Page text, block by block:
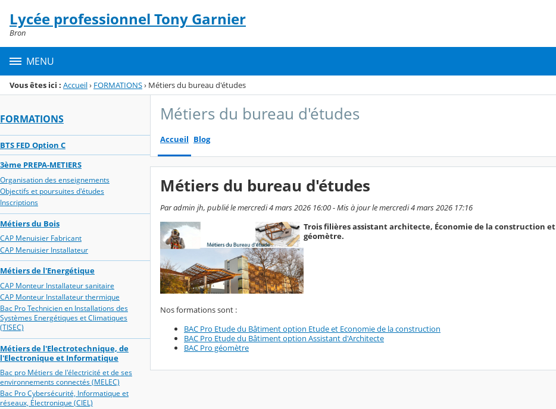
Menu de la rubrique
Contenu
Lycée professionnel Tony Garnier
Bron
MENU
Vous êtes ici : Accueil› FORMATIONS› Métiers du bureau d'études
FORMATIONS
BTS FED Option C
3ème PREPA-METIERS
Organisation des enseignements
Objectifs et poursuites d'études
Inscriptions
Métiers du Bois
CAP Menuisier Fabricant
CAP Menuisier Installateur
Métiers de l'Energétique
CAP Monteur Installateur sanitaire
CAP Monteur Installateur thermique
Bac Pro Technicien en Installations des
Systèmes Energétiques et Climatiques
(TISEC)
Métiers de l'Electrotechnique, de
l'Electronique et Informatique
Bac pro Métiers de l'électricité et de ses
environnements connectés (MELEC)
Bac Pro Cybersécurité, Informatique et
réseaux, Électronique (CIEL)
Métiers du bureau d'études
Accueil Blog
Métiers du bureau d'études
Par admin jh, publié le mercredi 4 mars 2026 16:00 - Mis à jour le mercredi 4 mars 2026 17:16
Trois filières assistant architecte, Économie de la construction et
géomètre.
Nos formations sont :
BAC Pro Etude du Bâtiment option Etude et Economie de la construction
BAC Pro Etude du Bâtiment option Assistant d'Architecte
BAC Pro géomètre